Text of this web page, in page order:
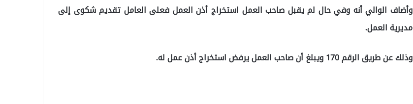
وأضاف الوالي أنه وفي حال لم يقبل صاحب العمل استخراج أذن العمل فعلى العامل تقديم شكوى إلى
مديرية العمل.
وذلك عن طريق الرقم 170 ويبلغ أن صاحب العمل يرفض استخراج أذن عمل له.